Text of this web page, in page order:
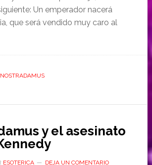
Un emperador nacerá
que será vendido muy caro al
NOSTRADAMUS
y el asesinato
ESOTERICA DEJA UN COMENTARIO